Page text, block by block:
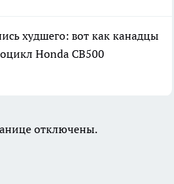
худшего: вот как канадцы
Honda CB500
отключены.